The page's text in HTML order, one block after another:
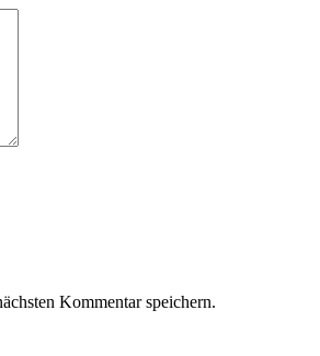
Kommentar speichern.